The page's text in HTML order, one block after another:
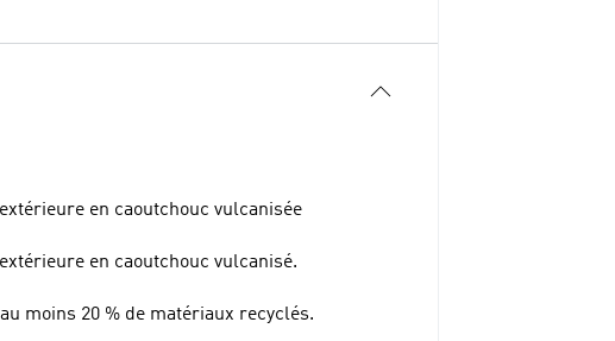
en caoutchouc vulcanisée
en caoutchouc vulcanisé.
moins 20 % de matériaux recyclés.